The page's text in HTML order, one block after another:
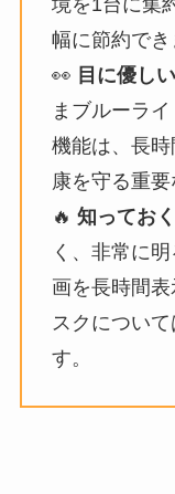
境を1台に集
幅に節約でき
👀 目に優し
まブルーラ
機能は、長
康を守る重要
🔥 知ってお
く、非常に
画を長時間
スクについ
す。